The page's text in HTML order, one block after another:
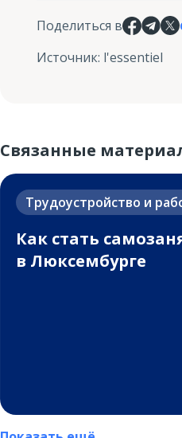
Поделиться в
Источник: l'essentiel
Связанные
Трудоустройство и
Как стать
в Люксембурге